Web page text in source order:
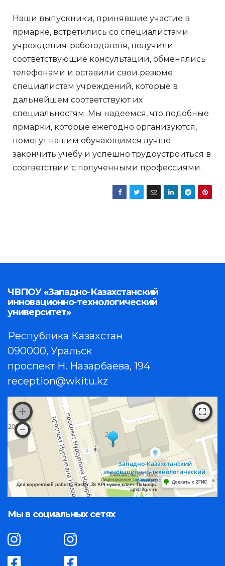
Наши выпускники, принявшие участие в
ярмарке, встретились со специалистами
учреждения-работодателя, получили
соответствующие консультации, обменялись
телефонами и оставили свои резюме
специалистам учреждений, которые в
дальнейшем соответствуют их
специальностям. Мы надеемся, что подобные
ярмарки, которые ежегодно организуются,
помогут нашим обучающимся лучше
закончить учебу и успешно трудоустроиться в
соответствии с полученными профессиями.
ЧВПОУ «Западно-Казахстанский
инновационно-технологический
университет»
Республика Казахстан
090000, Уральск
проспект Н. Назарбаева, 194
reception@wkitu.kz
Работает на API 2ГИС
Лицензионное соглашение
Для корректной работы Raster JS API нужен ключ. Помощь:
api@2gis.ru
Доехать с 2ГИС
Мы в социальных сетях